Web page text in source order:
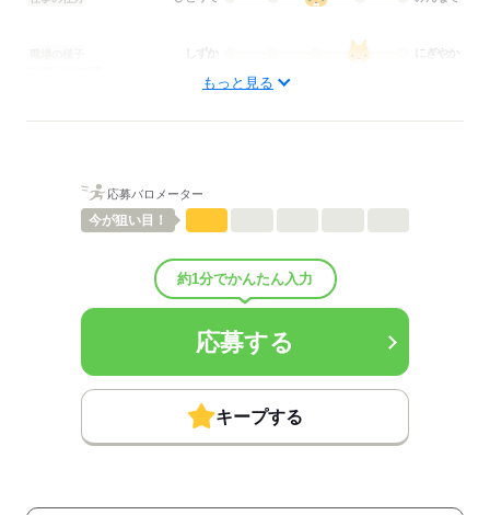
にぎやか
■退職金制度：有（勤続3年以上）
■退職金制度備考：
■試用期間の待遇変更有無：有
■試用期間中の労働条件：未経験者は月額170,000円～
（雇用形態変動なし、その他条件変動なし）
■その他福利厚生：
・靴支給
・昼食代補助（月3,500円まで）
・資格取得支援
もっと見る
応募バロメーター
今が狙い目！
約1分でかんたん入力
応募する
キープする